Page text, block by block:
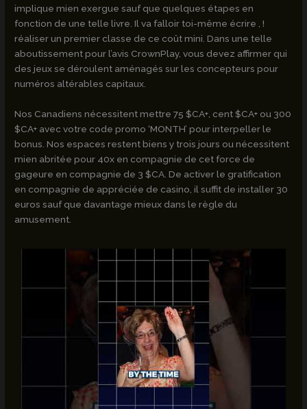
implique mien exergue sauf que quelques étapes en
fonction de une telle livre. Il va falloir toi-même écrire , !
réaliser un premier classe de ce coût mini. Dans une telle
aboutissement pour l’avis CrownPlay, vous devez affirmer qui
des jeux se déroulent aménagés sur les concepteurs pour
numéros altérables capitaux.
Nos Canadiens nécessitent mettre 75 $CA+, cent $CA+ ou 300
$CA+ avec votre code promo ‘MONTH’ pour interpeller le
bonus. Nos espaces restent biens y trois jours ou nécessitent
mien abritée pour 40x en compagnie de cet force de
gageure en compagnie de 3 $CA. De activer le gratification
en compagnie de appréciée de casino, il suffit de installer 30
euros sauf que davantage mieux dans le règle du
amusement.